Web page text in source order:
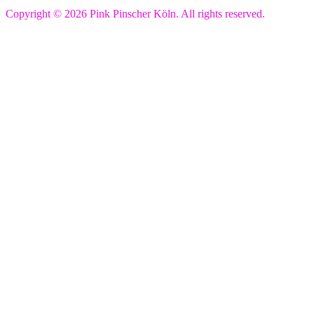
Copyright © 2026 Pink Pinscher Köln. All rights reserved.